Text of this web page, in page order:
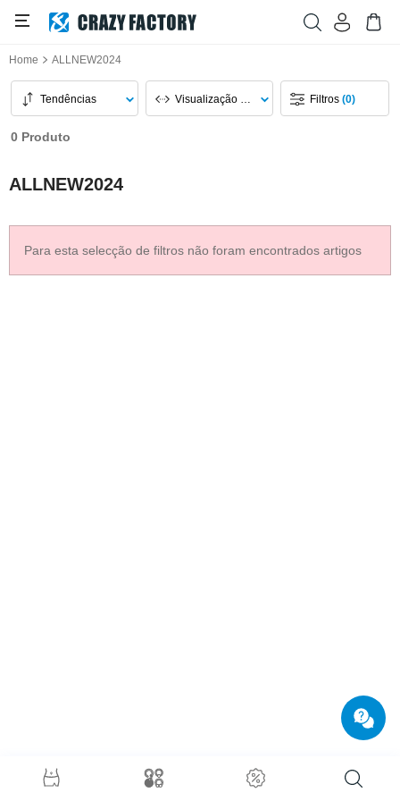
Home ALLNEW2024
Tendências Visualização Da Página Filtros(0)
0 Produto
ALLNEW2024
Para esta selecção de filtros não foram encontrados artigos